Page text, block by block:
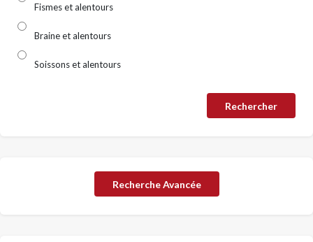
Fismes et alentours
Braine et alentours
Soissons et alentours
Recherche Avancée